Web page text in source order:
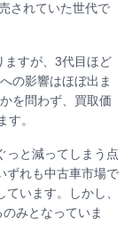
されていた世代で
ますが、3代目ほど
の影響はほぼ出ま
を問わず、買取価
。
っと減ってしまう点
ずれも中古車市場で
います。しかし、
みとなっていま